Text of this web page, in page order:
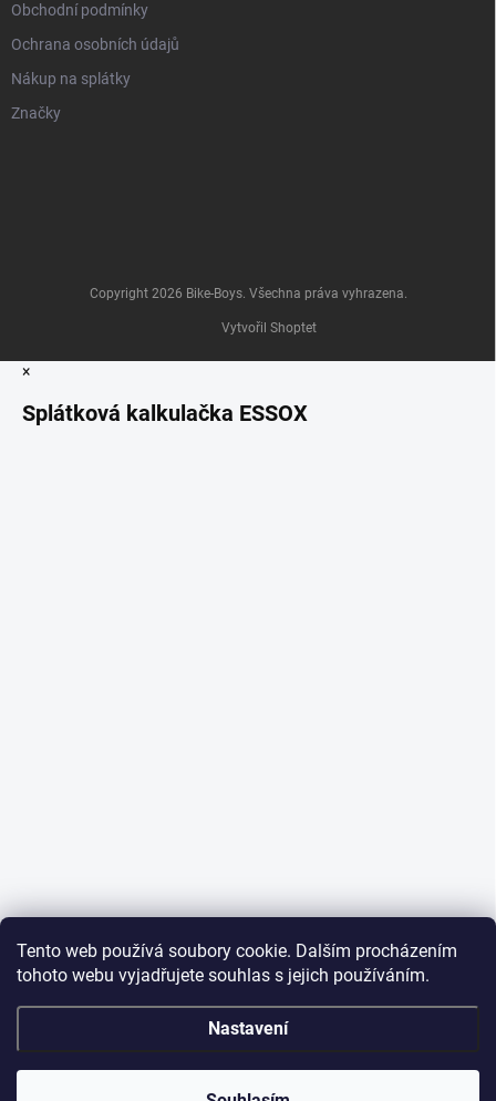
Tento web používá soubory cookie. Dalším procházením
tohoto webu vyjadřujete souhlas s jejich používáním.
Nastavení
Obchodní podmínky
Ochrana osobních údajů
Nákup na splátky
Značky
Vytvořil Shoptet
Copyright 2026 Bike-Boys. Všechna práva vyhrazena.
×
Splátková kalkulačka ESSOX